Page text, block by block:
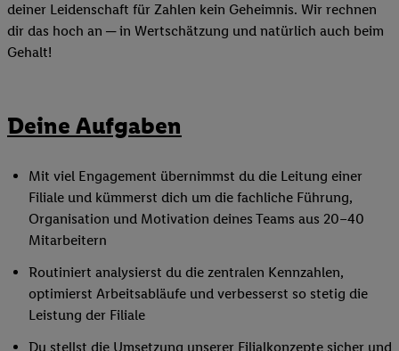
deiner Leidenschaft für Zahlen kein Geheimnis. Wir rechnen
dir das hoch an ─ in Wertschätzung und natürlich auch beim
Gehalt!
Deine Aufgaben
Mit viel Engagement übernimmst du die Leitung einer
Filiale und kümmerst dich um die fachliche Führung,
Organisation und Motivation deines Teams aus 20–40
Mitarbeitern
Routiniert analysierst du die zentralen Kennzahlen,
optimierst Arbeitsabläufe und verbesserst so stetig die
Leistung der Filiale
Du stellst die Umsetzung unserer Filialkonzepte sicher und